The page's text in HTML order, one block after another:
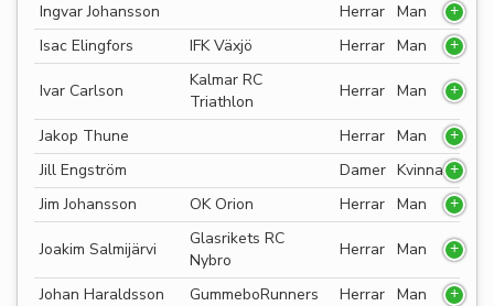
Ingvar Johansson
Herrar Man
Isac Elingfors
IFK Växjö Herrar Man
Ivar Carlson
Kalmar RC
Triathlon
Herrar Man
Jakop Thune Herrar Man
Jill Engström
Damer Kvinna
Jim Johansson
OK Orion Herrar Man
Joakim Salmijärvi
Glasrikets RC
Nybro
Herrar Man
Johan Haraldsson GummeboRunners Herrar Man